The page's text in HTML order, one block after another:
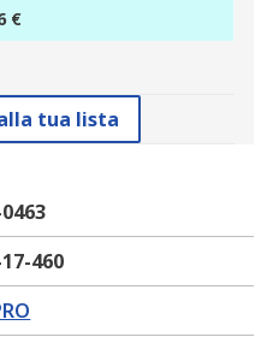
€
tua lista
460